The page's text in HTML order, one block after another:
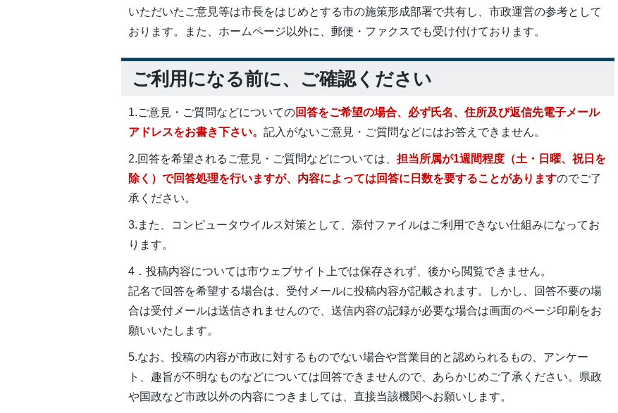
いただいたご意見等は市長をはじめとする市の施策形成部署で共有し、市政運営の参考として
おります。また、ホームページ以外に、郵便・ファクスでも受け付けております。
ご利用になる前に、ご確認ください
1.ご意見・ご質問などについての回答をご希望の場合、必ず氏名、住所及び返信先電子メール
アドレスをお書き下さい。 記入がないご意見・ご質問などにはお答えできません。
2.回答を希望されるご意見・ご質問などについては、 担当所属が1週間程度（土・日曜、祝日を
除く）で回答処理を行いますが、内容によっては回答に日数を要することがありますのでご了
承ください。
3.また、コンピュータウイルス対策として、添付ファイルはご利用できない仕組みになってお
ります。
4．投稿内容については市ウェブサイト上では保存されず、後から閲覧できません。
記名で回答を希望する場合は、受付メールに投稿内容が記載されます。しかし、回答不要の場
合は受付メールは送信されませんので、送信内容の記録が必要な場合は画面のページ印刷をお
願いいたします。
5.なお、投稿の内容が市政に対するものでない場合や営業目的と認められるもの、アンケー
ト、趣旨が不明なものなどについては回答できませんので、あらかじめご了承ください。県政
や国政など市政以外の内容につきましては、直接当該機関へお願いします。